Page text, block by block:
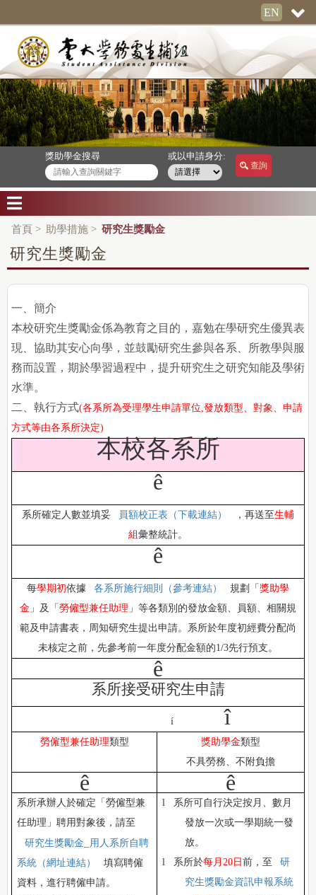
EN
獎助學金搜尋 或以申請身分:
查詢
首頁 > 助學措施 > 研究生獎勵金
研究生獎勵金
一、簡介
本校研究生獎勵金係為教育之目的，嘉勉在學研究生優異表
現、協助其安心向學，並鼓勵研究生參與各系、所教學與服
務而設置，期於學習過程中，提升研究生之研究知能及學術
水準。
二、執行方式(各系所為受理學生申請單位,發放類型、對象、申請
方式等由各系所決定)
本校各系所
ê
系所確定人數並填妥 員額校正表 （下載連結） ，再送至生輔
組 彙整統計。
ê
每學期初依據 各系所施行細則 （參考連結） 規劃「 獎助學
金 」及「 勞僱型兼任助理 」等各類別的發放金額、員額、相關規
範及申請書表，周知研究生提出申請。系所於年度初經費分配尚
未核定之前，先參考前一年度分配金額的1/3先行預支。
ê
系所接受研究生申請
í î
勞僱型兼任助理類型 獎助學金類型
不具勞務、不附負擔
ê ê
系所承辦人於確定「勞僱型兼
任助理」聘用對象後，請至
研究生獎勵金
用人系所自聘
系統（網址連結）
填寫聘僱
資料，進行聘僱申請。
l
系所可自行決定按月、數月
發放一次或一學期統一發
放。
l
系所於每月20 日前，至
研
究生獎勵金資訊申報系統